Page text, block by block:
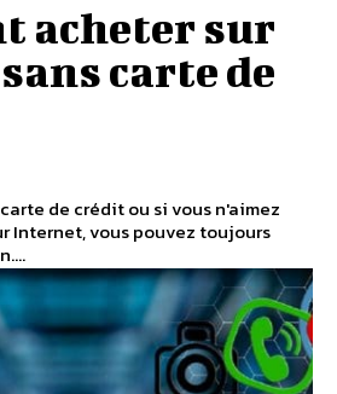
acheter sur
carte de
de crédit ou si vous n'aimez
Internet, vous pouvez toujours